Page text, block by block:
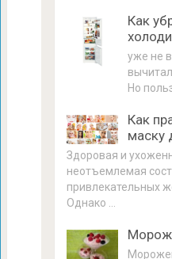
Как
уже не
Но
Как
маску
Здоровая и
неотъемлемая
привлекательных
Однако …